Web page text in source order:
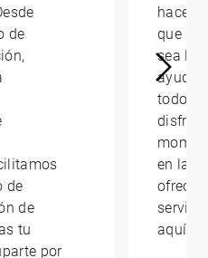
de
de
de
tu
por
que la
sea lo
todo lo
en la
aquí